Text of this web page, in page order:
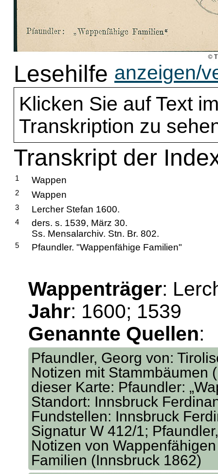
Lesehilfe anzeigen/
Klicken Sie auf Text
Transkription zu
Transkript der
1 Wappen
2 Wappen
3 Lercher Stefan 1600.
4
ders. s. 1539, März 30.
Ss. Mensalarchiv. Stn. Br. 802.
5 Pfaundler. "Wappenfähige Familien"
Wappenträger:
Jahr: 1600; 1539
Genannte Quellen:
Pfaundler, Georg von:
Notizen mit Stammbäumen
dieser Karte: Pfaundler:
Standort: Innsbruck
Fundstellen: Innsbruck
Signatur W 412/1;
Notizen von
Familien (Innsbruck 1862)